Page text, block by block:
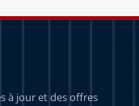
à jour et des offres